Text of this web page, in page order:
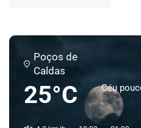
Poços de
Caldas
25°C Céu